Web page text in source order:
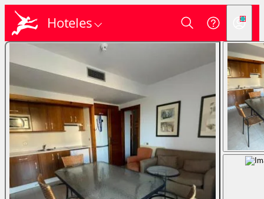
Hoteles